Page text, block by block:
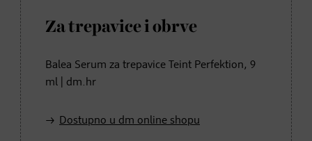
Za trepavice i obrve
Balea Serum za trepavice Teint Perfektion, 9
ml | dm.hr
Dostupno u dm online shopu